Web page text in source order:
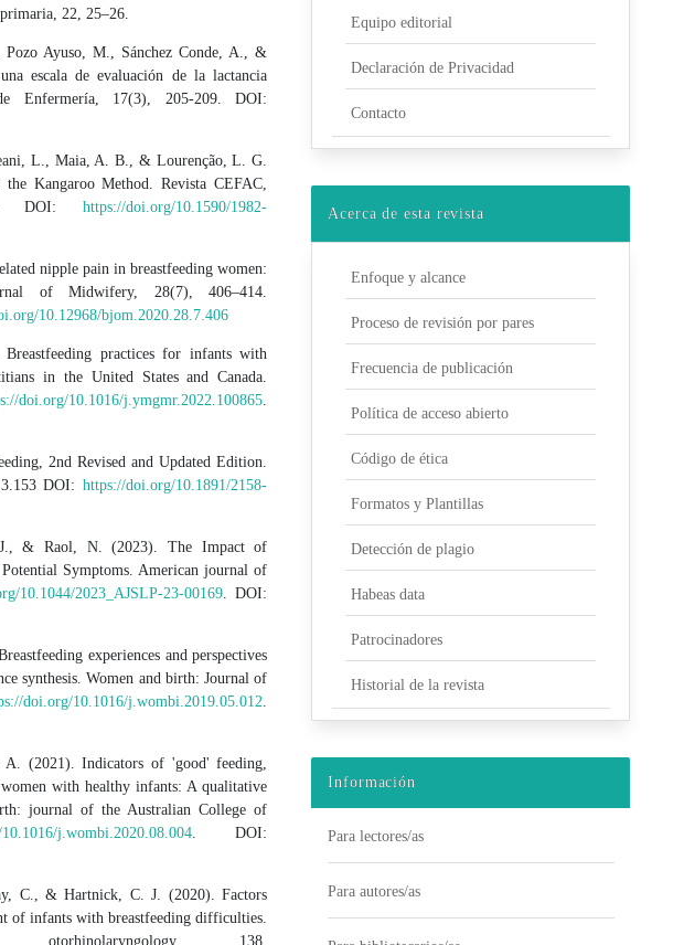
22, 25–26.
Ayuso, M., Sánchez Conde, A., &
escala de evaluación de la lactancia
Enfermería, 17(3), 205-209. DOI:
L., Maia, A. B., & Lourenção, L. G.
Kangaroo Method. Revista CEFAC,
DOI:https://doi.org/10.1590/1982-
nipple pain in breastfeeding women:
of Midwifery, 28(7), 406–414.
10.12968/bjom.2020.28.7.406
practices for infants with
in the United States and Canada.
doi.org/10.1016/j.ymgmr.2022.100865
2nd Revised and Updated Edition.
DOI:https://doi.org/10.1891/2158-
& Raol, N. (2023). The Impact of
Symptoms. American journal of
10.1044/2023_AJSLP-23-00169 . DOI:
experiences and perspectives
synthesis. Women and birth: Journal of
doi.org/10.1016/j.wombi.2019.05.012
(2021). Indicators of 'good' feeding,
with healthy infants: A qualitative
journal of the Australian College of
j.wombi.2020.08.004 . DOI:
C., & Hartnick, C. J. (2020). Factors
of infants with breastfeeding difficulties.
138.
Equipo editorial
Declaración de Privacidad
Contacto
Acerca de esta revista
Enfoque y alcance
Proceso de revisión por pares
Frecuencia de publicación
Política de acceso abierto
Código de ética
Formatos y Plantillas
Detección de plagio
Habeas data
Patrocinadores
Historial de la revista
Información
Para lectores/as
Para autores/as